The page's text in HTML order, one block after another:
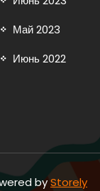
Май 2023
Июнь 2022
byStorely